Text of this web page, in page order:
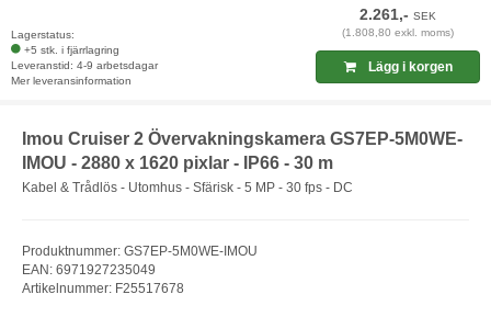
Lagerstatus:
+5 stk. i fjärrlagring
Leveranstid: 4-9 arbetsdagar
Mer leveransinformation
2.261,-SEK
(1.808,80 exkl. moms)
Lägg i korgen
Imou Cruiser 2 Övervakningskamera GS7EP-5M0WE-
IMOU - 2880 x 1620 pixlar - IP66 - 30 m
Kabel & Trådlös - Utomhus - Sfärisk - 5 MP - 30 fps - DC
Produktnummer: GS7EP-5M0WE-IMOU
EAN: 6971927235049
Artikelnummer: F25517678